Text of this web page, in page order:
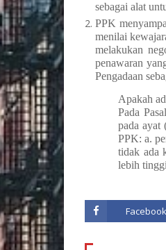
sebagai alat
PPK
menilai
melakukan
penawaran
Pengadaan
Apakah
Pada
pada ayat
PPK: a.
tidak ada
lebih
Facebook